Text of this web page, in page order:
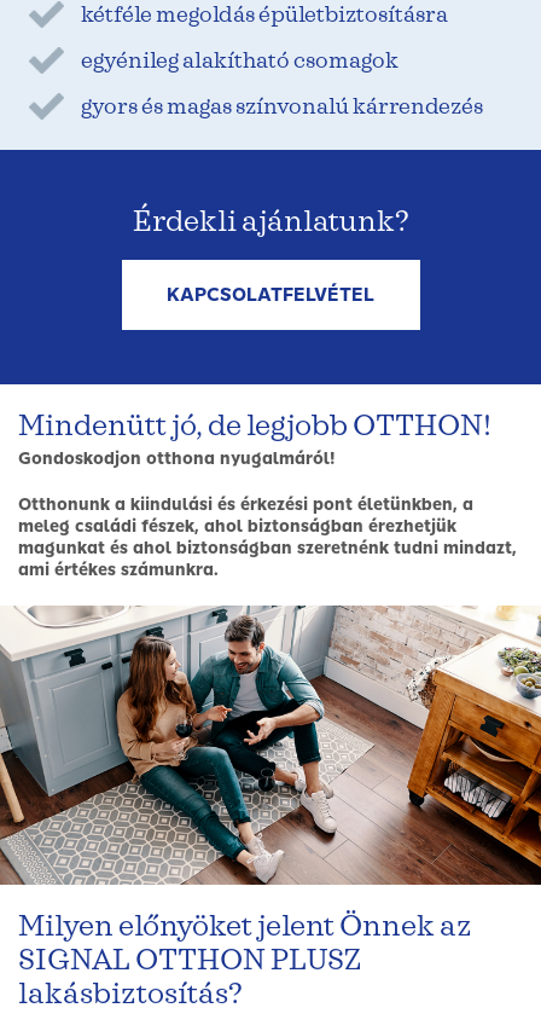
kétféle megoldás épületbiztosításra
egyénileg alakítható csomagok
gyors és magas színvonalú kárrendezés
Érdekli ajánlatunk?
KAPCSOLATFELVÉTEL
Mindenütt jó, de legjobb OTTHON!
Gondoskodjon otthona nyugalmáról!
Otthonunk a kiindulási és érkezési pont életünkben, a
meleg családi fészek, ahol biztonságban érezhetjük
magunkat és ahol biztonságban szeretnénk tudni mindazt,
ami értékes számunkra.
Milyen előnyöket jelent Önnek az
SIGNAL OTTHON PLUSZ
lakásbiztosítás?